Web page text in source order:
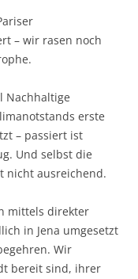
– wir rasen noch
Nachhaltige
erste
– passiert ist
Und selbst die
nicht ausreichend.
mittels direkter
in Jena umgesetzt
Wir
bereit sind, ihrer